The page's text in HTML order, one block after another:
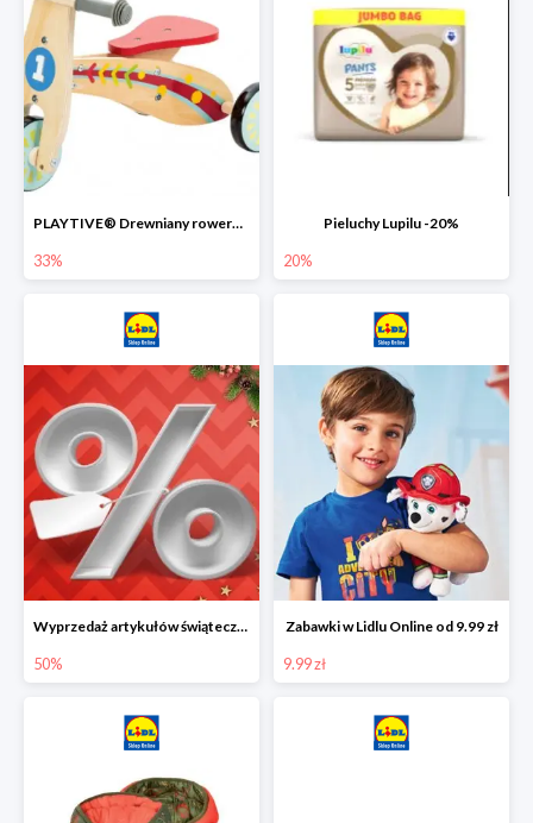
PLAYTIVE® Drewniany rowerek biegowy -33%
33%
Pieluchy Lupilu -20%
20%
Wyprzedaż artykułów świątecznych w Lidlu Online
50%
Zabawki w Lidlu Online od 9.99 zł
9.99 zł